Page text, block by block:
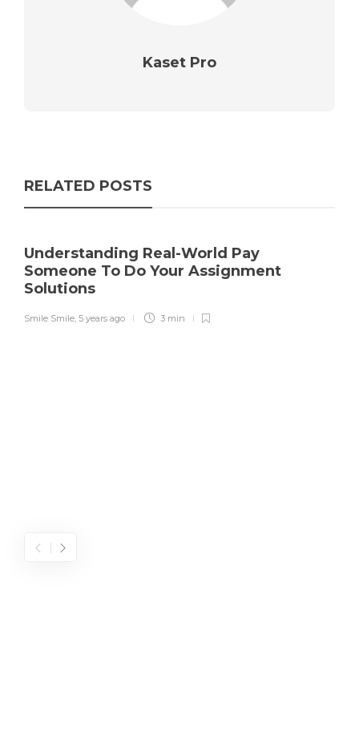
Kaset Pro
RELATED POSTS
Understanding Real-World Pay
Someone To Do Your Assignment
Solutions
Smile Smile, 5 years ago 3 min